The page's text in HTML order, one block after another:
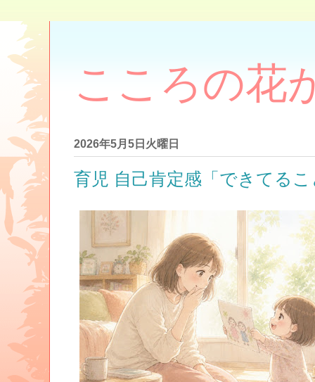
こころの花
2026年5月5日火曜日
育児 自己肯定感「できてる